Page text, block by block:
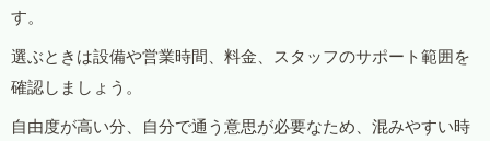
す。
選ぶときは設備や営業時間、料金、スタッフのサポート範囲を
確認しましょう。
自由度が高い分、自分で通う意思が必要なため、混みやすい時